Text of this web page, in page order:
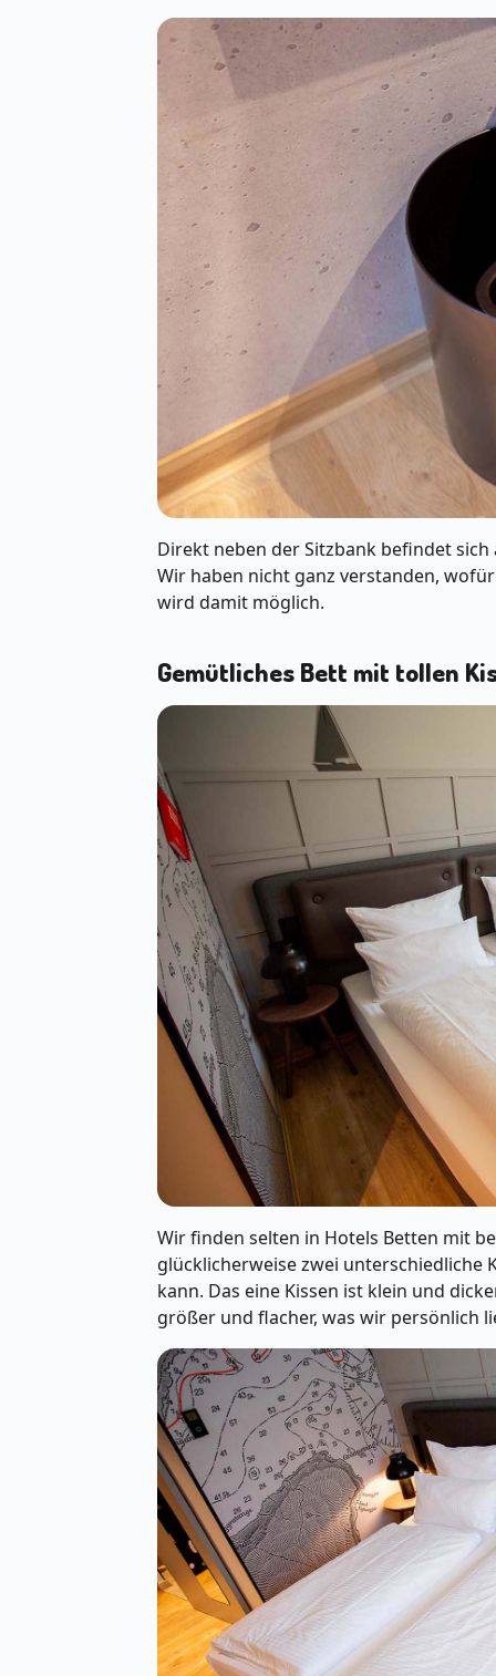
Direkt neben der Sitzbank befindet
Wir haben nicht ganz verstanden,
wird damit möglich.
Gemütliches Bett mit tollen
Wir finden selten in Hotels Betten mit
glücklicherweise zwei unterschiedliche
kann. Das eine Kissen ist klein und
größer und flacher, was wir persönlich